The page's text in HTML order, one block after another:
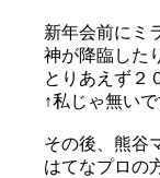
新年会前にミ
神が降臨した
とりあえず２
↑私じゃ無い
その後、熊谷
はてなプロの